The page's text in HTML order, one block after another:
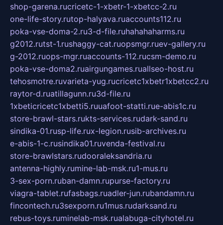
shop-garena.rucricetc-1-xbetr-1-xbetcc-2.ru
one-life-story.rutop-halyava.ruaccounts112.ru
poka-vse-doma-2.ru3-d-file.ruhahahaharms.ru
g2012.rutst-1.rushaggy-cat.ruopsmgr.ruev-gallery.ru
g-2012.ruops-mgr.ruaccounts-112.rucsm-demo.ru
poka-vse-doma2.ruairgungames.ruallseo-host.ru
tehosmotre.ruvarieta-yug.rucricetc1xbetr1xbetcc2.ru
raytor-d.ruatillagunn.ru3d-file.ru
1xbeticricetc1xbetti5.ruuafoot-statti.rue-abis1c.ru
store-brawl-stars.rukts-services.rudark-sand.ru
sindika-01.rusp-life.rux-legion.rusib-archives.ru
e-abis-1-c.rusindika01.ruvenda-festival.ru
store-brawlstars.rudooraleksandria.ru
antenna-highly.rumine-lab-msk.ru1-mus.ru
3-sex-porn.ruban-damn.rupurse-factory.ru
viagra-tablet.rufasbags.ruadler-jun.rubandamn.ru
fincontech.ru3sexporn.ru1mus.rudarksand.ru
rebus-toys.ruminelab-msk.rualabuga-cityhotel.ru